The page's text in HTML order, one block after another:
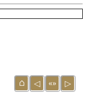
⌂ ◁ «» ▷